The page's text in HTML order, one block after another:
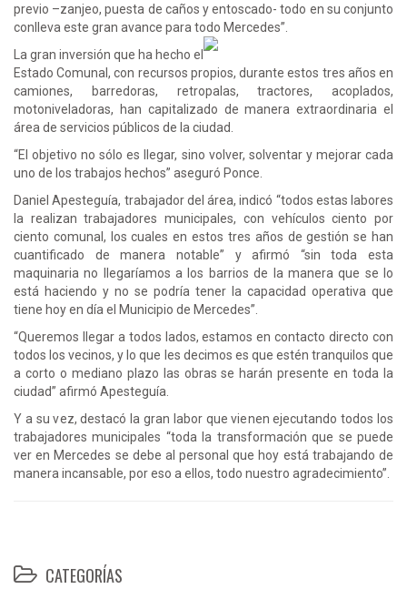
previo –zanjeo, puesta de caños y entoscado- todo en su conjunto
conlleva este gran avance para todo Mercedes”.
La gran inversión que ha hecho el
Estado Comunal, con recursos propios, durante estos tres años en
camiones, barredoras, retropalas, tractores, acoplados,
motoniveladoras, han capitalizado de manera extraordinaria el
área de servicios públicos de la ciudad.
“El objetivo no sólo es llegar, sino volver, solventar y mejorar cada
uno de los trabajos hechos” aseguró Ponce.
Daniel Apesteguía, trabajador del área, indicó “todos estas labores
la realizan trabajadores municipales, con vehículos ciento por
ciento comunal, los cuales en estos tres años de gestión se han
cuantificado de manera notable” y afirmó “sin toda esta
maquinaria no llegaríamos a los barrios de la manera que se lo
está haciendo y no se podría tener la capacidad operativa que
tiene hoy en día el Municipio de Mercedes”.
“Queremos llegar a todos lados, estamos en contacto directo con
todos los vecinos, y lo que les decimos es que estén tranquilos que
a corto o mediano plazo las obras se harán presente en toda la
ciudad” afirmó Apesteguía.
Y a su vez, destacó la gran labor que vienen ejecutando todos los
trabajadores municipales “toda la transformación que se puede
ver en Mercedes se debe al personal que hoy está trabajando de
manera incansable, por eso a ellos, todo nuestro agradecimiento”.
CATEGORÍAS